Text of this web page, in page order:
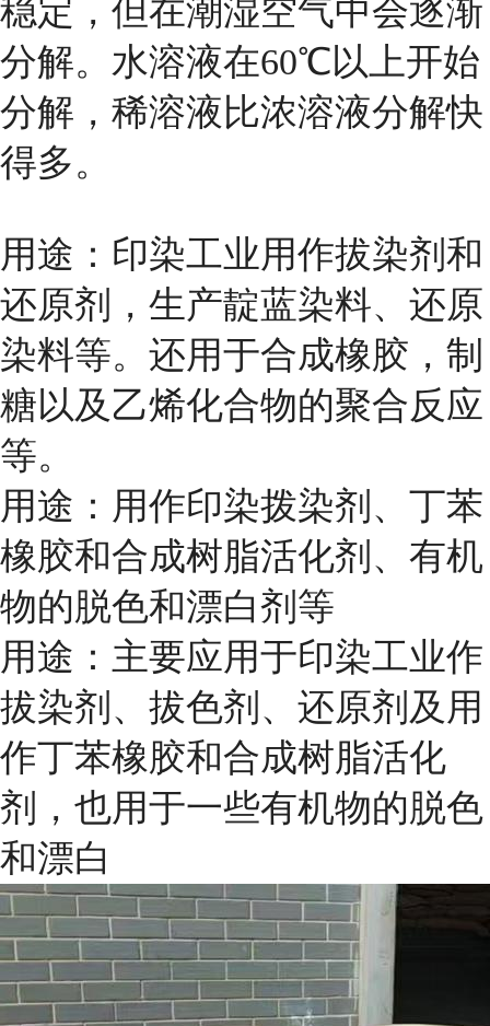
稳定，但在潮湿空气中会逐渐
分解。水溶液在60℃以上开始
分解，稀溶液比浓溶液分解快
得多。
用途：印染工业用作拔染剂和
还原剂，生产靛蓝染料、还原
染料等。还用于合成橡胶，制
糖以及乙烯化合物的聚合反应
等。
用途：用作印染拨染剂、丁苯
橡胶和合成树脂活化剂、有机
物的脱色和漂白剂等
用途：主要应用于印染工业作
拔染剂、拔色剂、还原剂及用
作丁苯橡胶和合成树脂活化
剂，也用于一些有机物的脱色
和漂白